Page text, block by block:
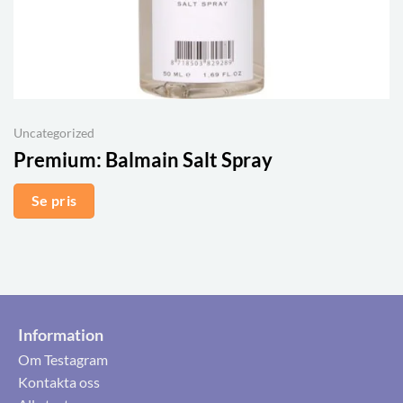
Uncategorized
Premium: Balmain Salt Spray
Se pris
Information
Om Testagram
Kontakta oss